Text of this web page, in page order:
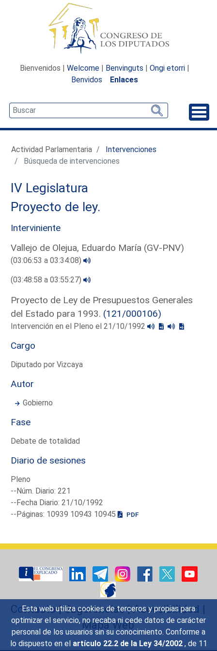
Esta web utiliza cookies de terceros y propias para
optimizar el servicio, no recaba ni cede datos de carácter
personal de los usuarios sin su conocimiento. Conforme a
lo dispuesto en el artículo 22.2 de la Ley 34/2002 , de 11
Bienvenidos | Welcome | Benvinguts | Ongi etorri |
Benvidos
Enlaces
Actividad Parlamentaria
Intervenciones
Búsqueda de intervenciones
IV Legislatura
Proyecto de ley.
Interviniente
Vallejo de Olejua, Eduardo María (GV-PNV)
(03:06:53 a 03:34:08)
(03:48:58 a 03:55:27)
Proyecto de Ley de Presupuestos Generales
del Estado para 1993. (121/000106)
Intervención en el Pleno el 21/10/1992
Cargo
Diputado por Vizcaya
Autor
Gobierno
Fase
Debate de totalidad
Diario de sesiones
Pleno
--Núm. Diario: 221
--Fecha Diario: 21/10/1992
--Páginas: 10939 10943 10945
PDF
Contacto|Sugerencias|Accesibilidad |
Mapa Web